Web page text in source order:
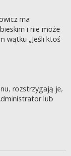
ma
i nie może
wątku „Jeśli ktoś
rozstrzygają je,
lub